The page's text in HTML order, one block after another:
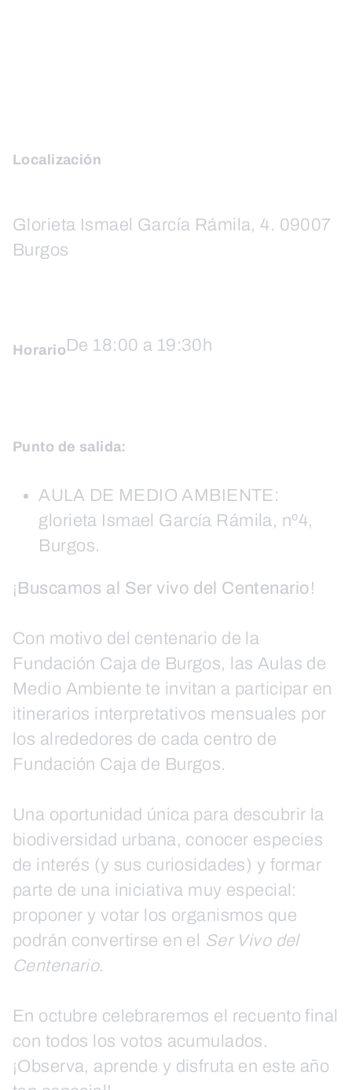
Localización
Glorieta Ismael García Rámila, 4. 09007
Burgos
HorarioDe 18:00 a 19:30h
Punto de salida:
AULA DE MEDIO AMBIENTE:
glorieta Ismael García Rámila, nº4,
Burgos.
¡Buscamos al Ser vivo del Centenario!
Con motivo del centenario de la
Fundación Caja de Burgos, las Aulas de
Medio Ambiente te invitan a participar en
itinerarios interpretativos mensuales por
los alrededores de cada centro de
Fundación Caja de Burgos.
Una oportunidad única para descubrir la
biodiversidad urbana, conocer especies
de interés (y sus curiosidades) y formar
parte de una iniciativa muy especial:
proponer y votar los organismos que
podrán convertirse en el Ser Vivo del
Centenario.
En octubre celebraremos el recuento final
con todos los votos acumulados.
¡Observa, aprende y disfruta en este año